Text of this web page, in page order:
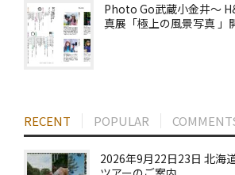
Photo Go武蔵小金井～
真展「極上の風景写真 」
RECENT POPULAR
2026年9月22日23日 北海